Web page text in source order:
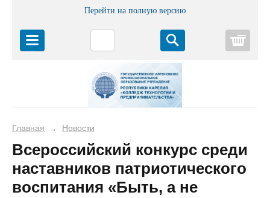
Перейти на полную версию
Главная → Новости
Всероссийский конкурс среди
наставников патриотического
воспитания «Быть, а не